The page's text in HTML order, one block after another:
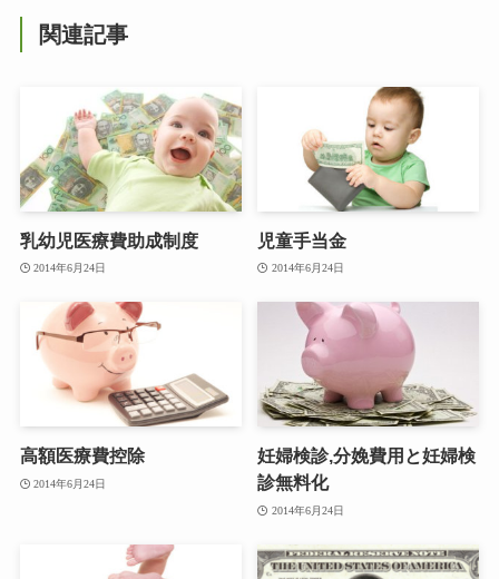
関連記事
乳幼児医療費助成制度
2014年6月24日
児童手当金
2014年6月24日
高額医療費控除
2014年6月24日
妊婦検診,分娩費用と妊婦検
診無料化
2014年6月24日